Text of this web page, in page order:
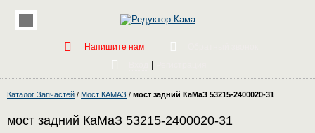
Напишите нам
Каталог Запчастей / Мост КАМАЗ / мост задний КаМаЗ 53215-2400020-31
мост задний КаМаЗ 53215-2400020-31